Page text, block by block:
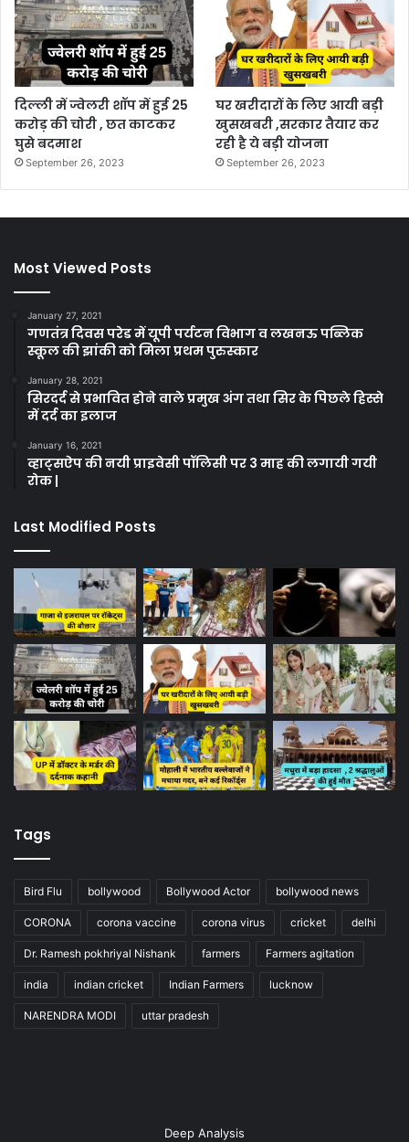
दिल्ली में ज्वेलरी शॉप में हुई 25
करोड़ की चोरी , छत काटकर
घुसे बदमाश
September 26, 2023
घर खरीदारों के लिए आयी बड़ी
खुसखबरी ,सरकार तैयार कर
रही है ये बड़ी योजना
September 26, 2023
Most Viewed Posts
January 27, 2021
गणतंत्र दिवस परेड में यूपी पर्यटन विभाग व लखनऊ पब्लिक
स्कूल की झांकी को मिला प्रथम पुरुस्कार
January 28, 2021
सिरदर्द से प्रभावित होने वाले प्रमुख अंग तथा सिर के पिछले हिस्से
में दर्द का इलाज
January 16, 2021
व्हाट्सऐप की नयी प्राइवेसी पॉलिसी पर 3 माह की लगायी गयी
रोक |
Last Modified Posts
Tags
Bird Flu bollywood Bollywood Actor bollywood news
CORONA corona vaccine corona virus cricket delhi
Dr. Ramesh pokhriyal Nishank farmers Farmers agitation
india indian cricket Indian Farmers lucknow
NARENDRA MODI uttar pradesh
Deep Analysis